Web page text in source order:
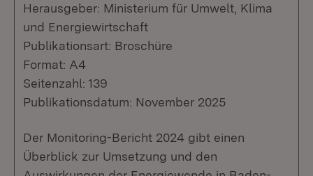
Herausgeber: Ministerium für Umwelt, Klima
und Energiewirtschaft
Publikationsart: Broschüre
Format: A4
Seitenzahl: 139
Publikationsdatum: November 2025
Der Monitoring-Bericht 2024 gibt einen
Überblick zur Umsetzung und den